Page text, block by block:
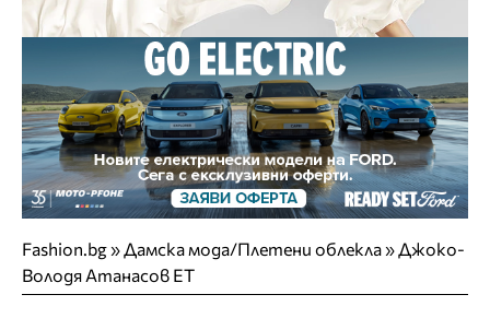
Fashion.bg»Дамска мода/Плетени облекла»Джоко-
Володя Атанасов ЕТ